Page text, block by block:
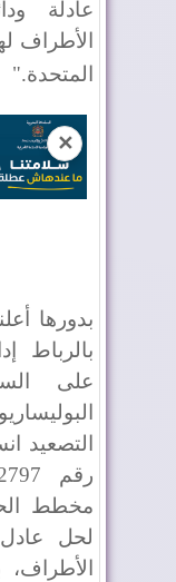
عادلة
الأطراف
المتحدة".
✕
بدورها
بالرباط
على
التصعيد
مخطط
لحل